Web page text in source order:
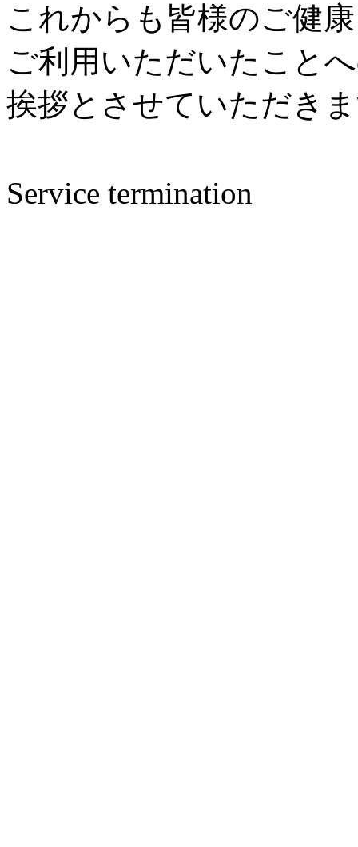
これからも皆様のご健
ご利用いただいたこと
挨拶とさせていただき
Service termination